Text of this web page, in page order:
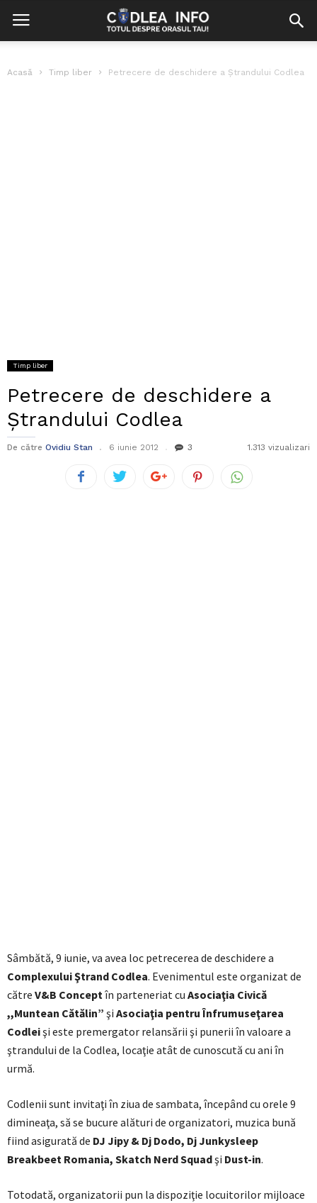
Acasă Timp liber Petrecere de deschidere a Ştrandului Codlea
Timp liber
Petrecere de deschidere a
Ştrandului Codlea
De către Ovidiu Stan 6 iunie 2012 3 1.313 vizualizari
Sâmbătă, 9 iunie, va avea loc petrecerea de deschidere a
Complexului Ştrand Codlea. Evenimentul este organizat de
către V&B Conceptîn parteneriat cu Asociaţia Civică
,,Muntean Cătălin” şi Asociaţia pentru Înfrumuseţarea
Codleişi este premergator relansării şi punerii în valoare a
ştrandului de la Codlea, locaţie atât de cunoscută cu ani în
urmă.
Codlenii sunt invitaţi în ziua de sambata, începând cu orele 9
dimineaţa, să se bucure alături de organizatori, muzica bună
fiind asigurată de DJ Jipy & Dj Dodo, Dj Junkysleep
Breakbeet Romania, Skatch Nerd Squadşi Dust-in.
Totodată, organizatorii pun la dispoziţie locuitorilor mijloace